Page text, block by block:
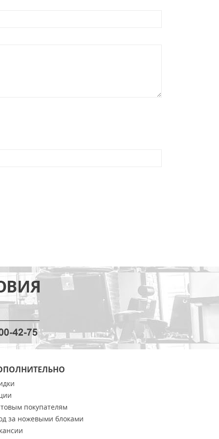
покупателям
за ножевыми блоками